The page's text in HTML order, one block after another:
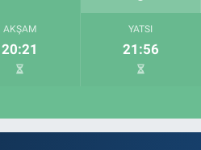
AKŞAM
20:21
YATSI
21:56